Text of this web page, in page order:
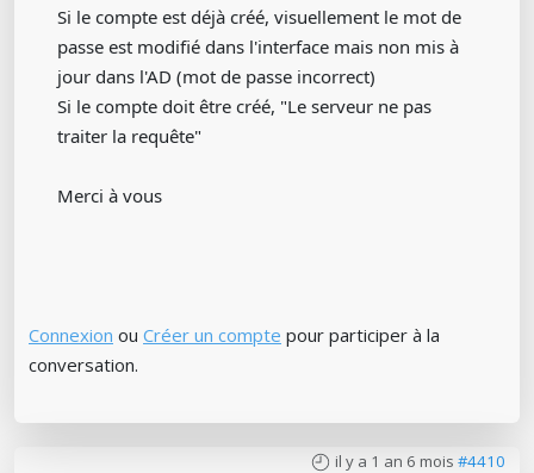
Si le compte est déjà créé, visuellement le mot de
passe est modifié dans l'interface mais non mis à
jour dans l'AD (mot de passe incorrect)
Si le compte doit être créé, "Le serveur ne pas
traiter la requête"
Merci à vous
Connexion ou Créer un compte pour participer à la
conversation.
il y a 1 an 6 mois #4410